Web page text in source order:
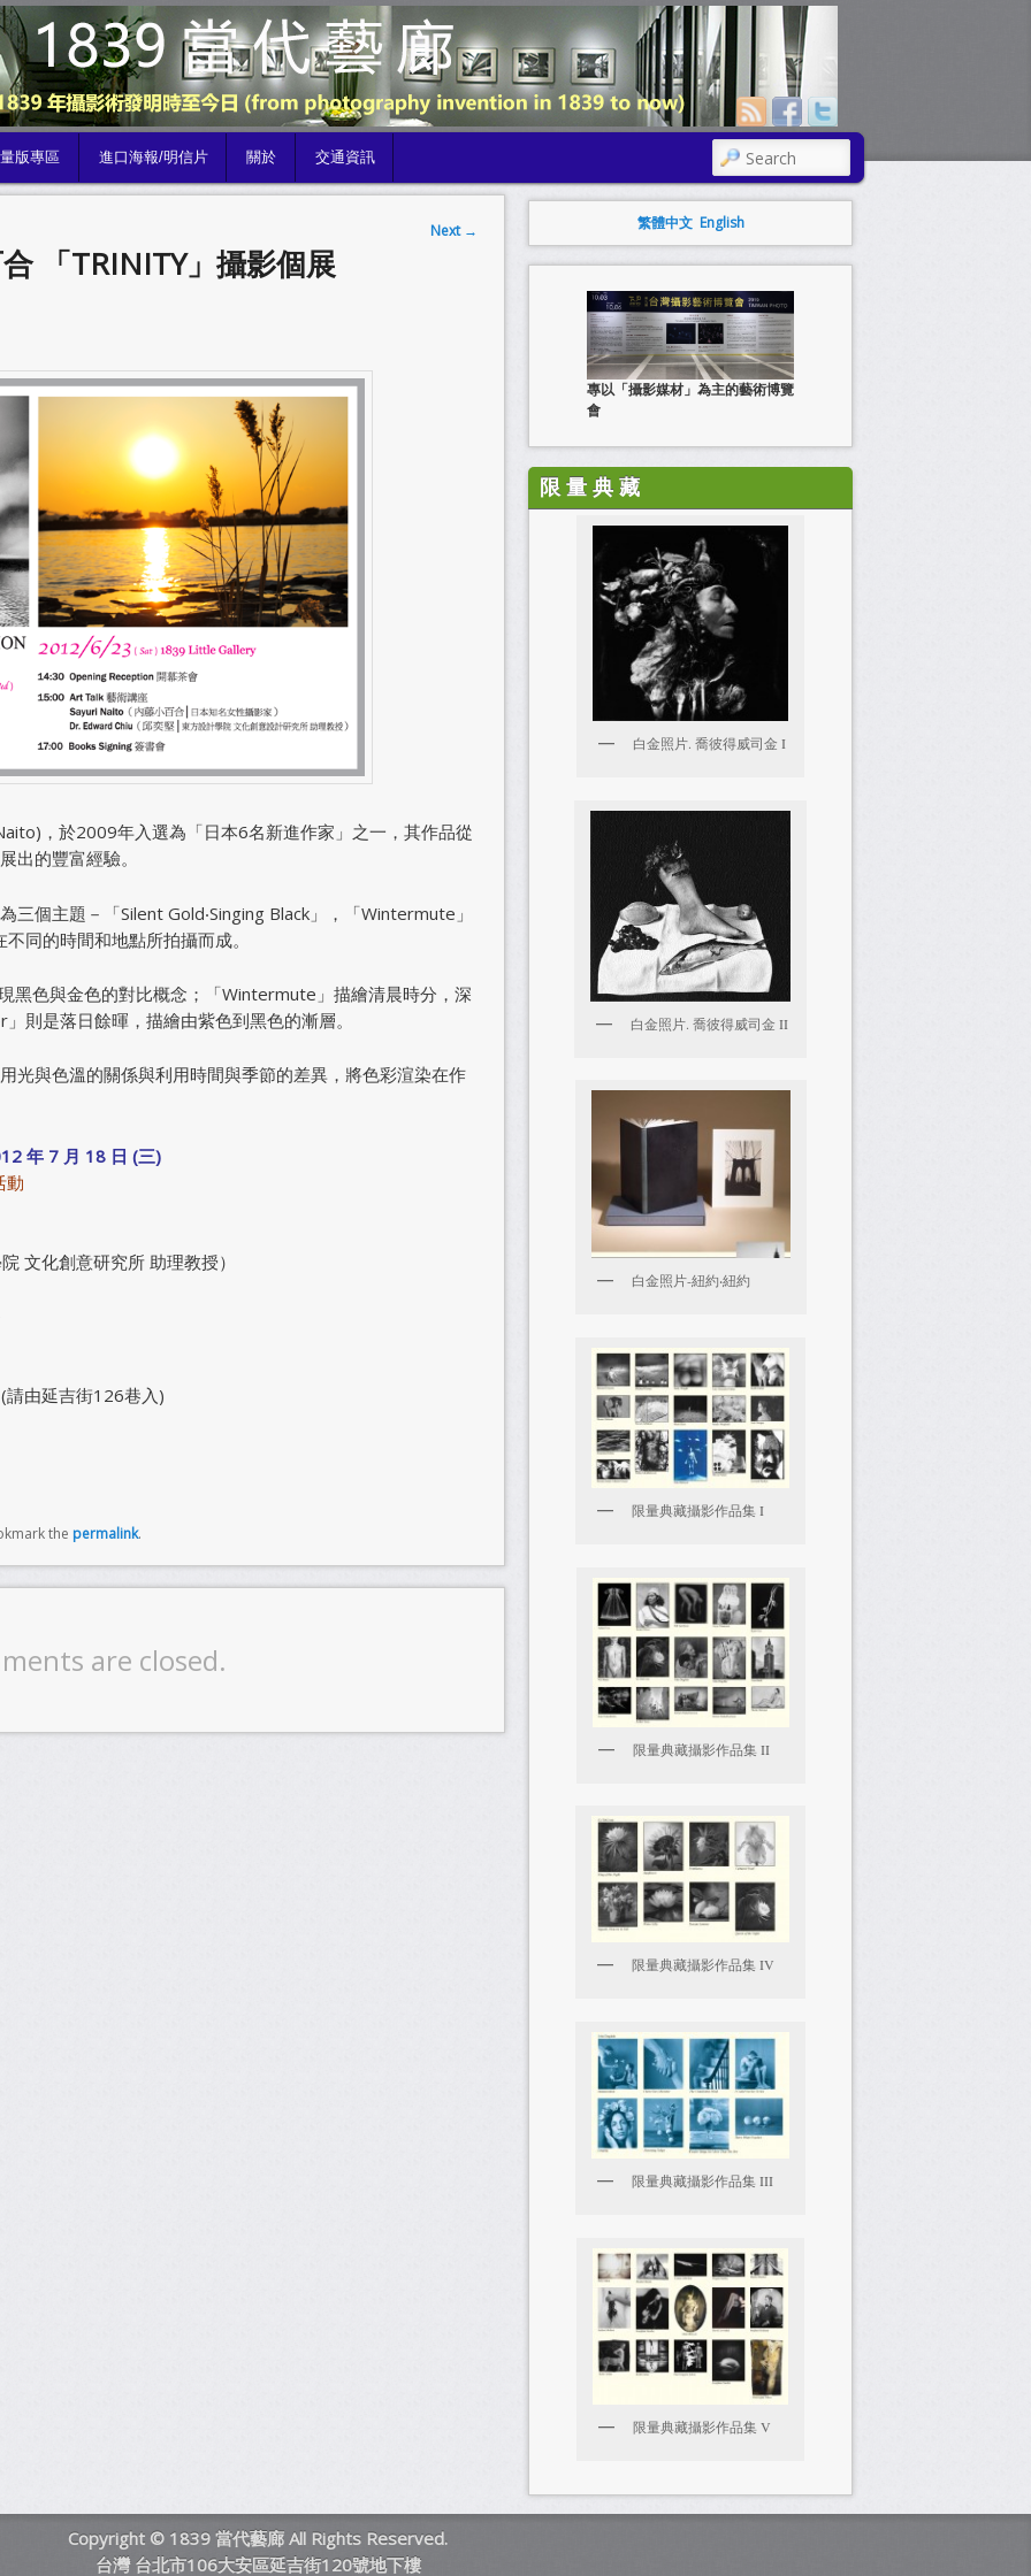
版專區 進口海報/明信片 關於 交通資訊 SEARCH
Next →
「TRINITY」攝影個展
，於2009年入選為「日本6名新進作家」之一，其作品從
出的豐富經驗。
個主題－「Silent Gold‧Singing Black」，「Wintermute」
同的時間和地點所拍攝而成。
黑色與金色的對比概念；「Wintermute」描繪清晨時分，深
則是落日餘暉，描繪由紫色到黑色的漸層。
光與色溫的關係與利用時間與季節的差異，將色彩渲染在作
年 7 月 18 日 (三)
動
化創意研究所 助理教授）
由延吉街126巷入)
the permalink.
are closed.
繁體中文 English
專以「攝影媒材」為主的藝術博覽
會
限 量 典 藏
白金照片. 喬彼得威司金 I
白金照片. 喬彼得威司金 II
白金照片-紐約‧紐約
限量典藏攝影作品集 I
限量典藏攝影作品集 II
限量典藏攝影作品集 IV
限量典藏攝影作品集 III
限量典藏攝影作品集 V
Copyright © 1839 當代藝廊 All Rights Reserved.
台灣 台北市106大安區延吉街120號地下樓